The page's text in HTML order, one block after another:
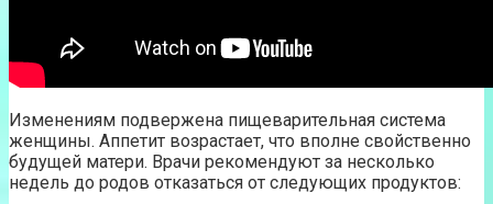
Изменениям подвержена пищеварительная система
женщины. Аппетит возрастает, что вполне свойственно
будущей матери. Врачи рекомендуют за несколько
недель до родов отказаться от следующих продуктов: